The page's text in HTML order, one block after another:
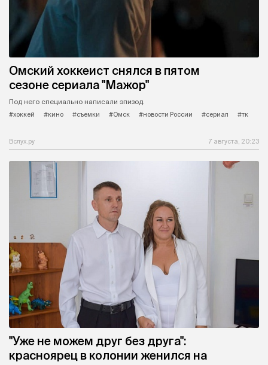
Омский хоккеист снялся в пятом
сезоне сериала "Мажор"
Под него специально написали эпизод.
#хоккей
#кино #съемки #Омск #новости России #сериал #тк
Вслух.ру 7 августа, 20:23
"Уже не можем друг без друга":
красноярец в колонии женился на